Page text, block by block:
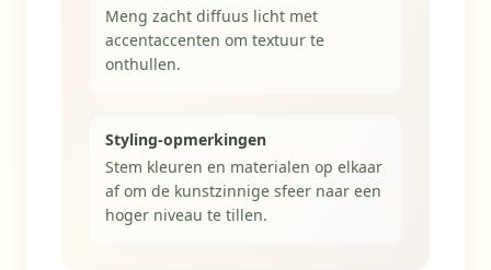
Meng zacht diffuus licht met
accentaccenten om textuur te
onthullen.
Styling-opmerkingen
Stem kleuren en materialen op elkaar
af om de kunstzinnige sfeer naar een
hoger niveau te tillen.